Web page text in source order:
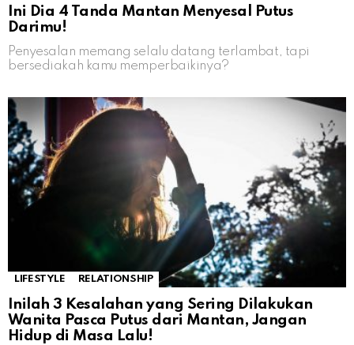
Ini Dia 4 Tanda Mantan Menyesal Putus
Darimu!
Penyesalan memang selalu datang terlambat, tapi
bersediakah kamu memperbaikinya?
LIFESTYLE RELATIONSHIP
Inilah 3 Kesalahan yang Sering Dilakukan
Wanita Pasca Putus dari Mantan, Jangan
Hidup di Masa Lalu!